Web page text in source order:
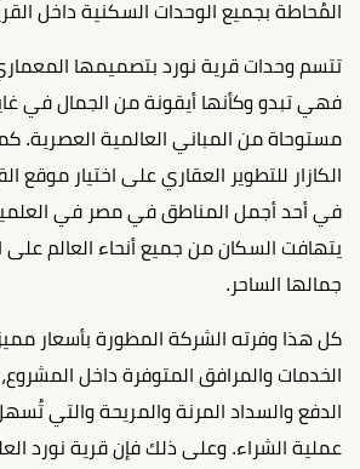
المُحاطة بجميع الوحدات السكنية داخل
تتسم وحدات قرية نورد بتصميمها المعماري
فهي تبدو وكأنها أيقونة من الجمال في
مستوحاة من المباني العالمية العصرية.
الكازار للتطوير العقاري على اختيار موقع
في أحد أجمل المناطق في مصر في
يتهافت السكان من جميع أنحاء العالم على
جمالها الساحر.
كل هذا وفرته الشركة المطورة بأسعار
الخدمات والمرافق المتوفرة داخل
الدفع والسداد المرنة والمريحة والتي
عملية الشراء. وعلى ذلك فإن قرية نورد